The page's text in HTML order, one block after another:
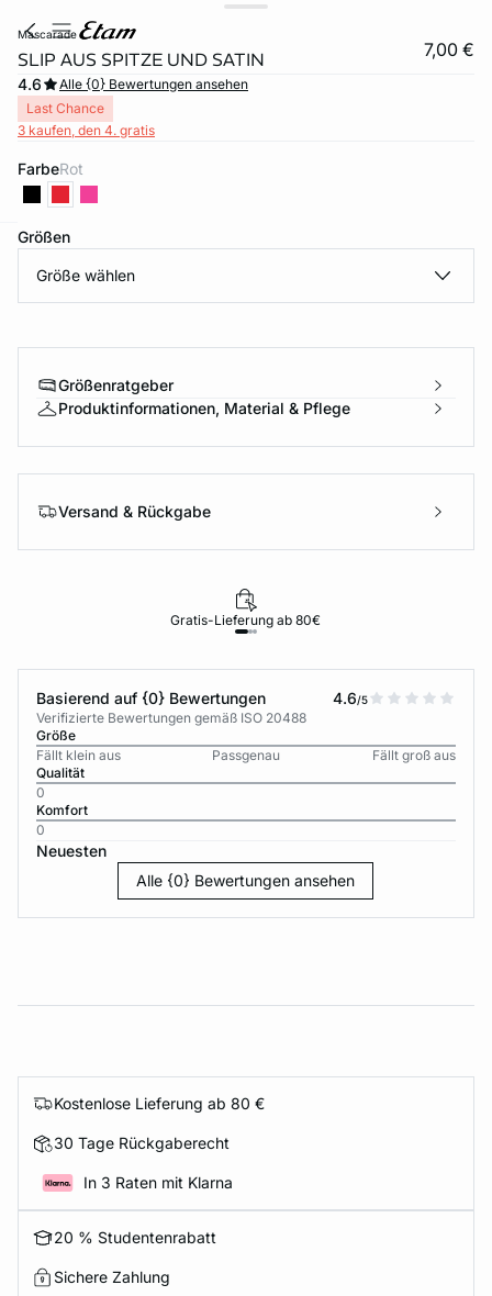
mascarade
SLIP AUS SPITZE UND SATIN 7,00 €
4.6
Alle {0} Bewertungen ansehen
Last Chance
3 kaufen, den 4. gratis
Farbe rot
Größen
Größe wählen
Größenratgeber
Produktinformationen, Material & Pflege
Versand & Rückgabe
Gratis-Lieferung ab 80€
Basierend auf {0} Bewertungen 4.6/5
Verifizierte Bewertungen gemäß ISO 20488
Größe
Fällt klein aus
Passgenau
Fällt groß aus
Qualität
0
Komfort
0
Neuesten
Alle {0} Bewertungen ansehen
Kostenlose Lieferung ab 80 €
30 Tage Rückgaberecht
In 3 Raten mit Klarna
20 % Studentenrabatt
Sichere Zahlung